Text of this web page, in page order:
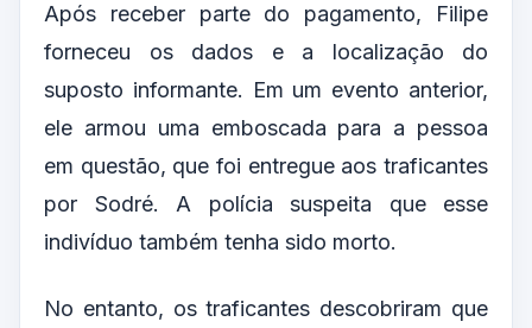
Após receber parte do pagamento, Filipe
forneceu os dados e a localização do
suposto informante. Em um evento anterior,
ele armou uma emboscada para a pessoa
em questão, que foi entregue aos traficantes
por Sodré. A polícia suspeita que esse
indivíduo também tenha sido morto.
No entanto, os traficantes descobriram que